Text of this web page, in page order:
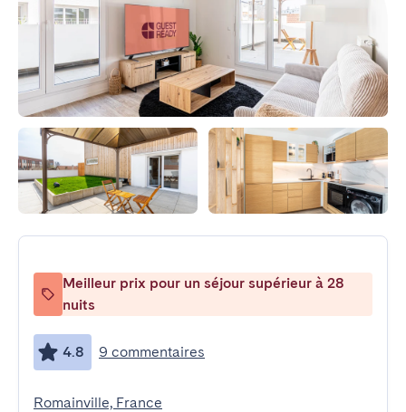
Meilleur prix pour un séjour supérieur à 28
nuits
4.8 9 commentaires
Romainville, France